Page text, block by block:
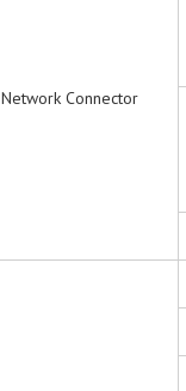
Network Connector